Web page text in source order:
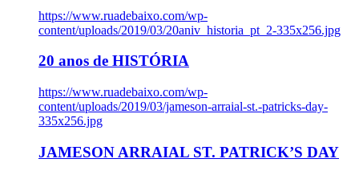
https://www.ruadebaixo.com/wp-
content/uploads/2019/03/20aniv_historia_pt_2-335x256.jpg
20 anos de HISTÓRIA
https://www.ruadebaixo.com/wp-
content/uploads/2019/03/jameson-arraial-st.-patricks-day-
335x256.jpg
JAMESON ARRAIAL ST. PATRICK’S DAY